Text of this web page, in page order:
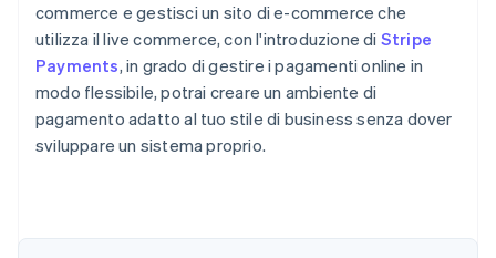
commerce e gestisci un sito di e-commerce che
utilizza il live commerce, con l'introduzione di Stripe
Payments, in grado di gestire i pagamenti online in
modo flessibile, potrai creare un ambiente di
pagamento adatto al tuo stile di business senza dover
sviluppare un sistema proprio.
Austria